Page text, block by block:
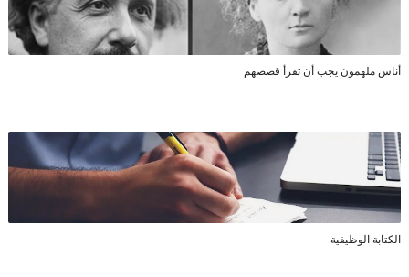
أناس ملهمون يجب أن تقرأ قصصهم
الكتابة الوظيفية